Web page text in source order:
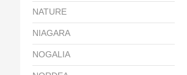
NATURE
NIAGARA
NOGALIA